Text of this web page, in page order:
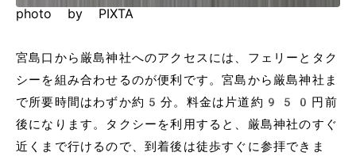
photo by PIXTA
宮島口から厳島神社へのアクセスには、フェリーとタク
シーを組み合わせるのが便利です。宮島から厳島神社ま
で所要時間はわずか約5分。料金は片道約950円前
後になります。タクシーを利用すると、厳島神社のすぐ
近くまで行けるので、到着後は徒歩すぐに参拝できま